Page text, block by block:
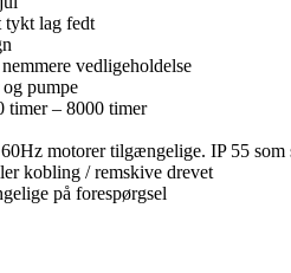
tykt lag fedt
vedligeholdelse
og pumpe
timer – 8000 timer
motorer tilgængelige. IP 55 som
kobling / remskive drevet
på forespørgsel